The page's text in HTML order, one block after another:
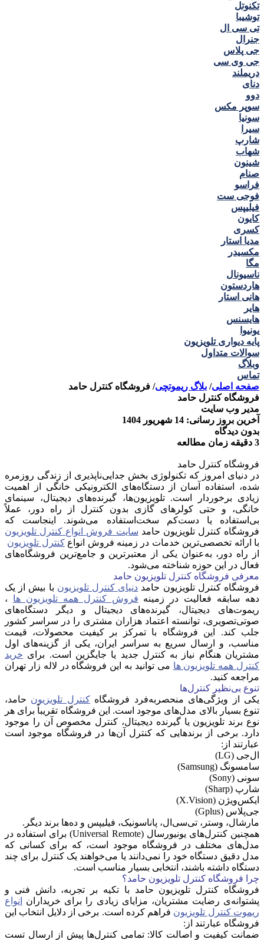
تکنوتل
توشیبا
تی سی ال
جنرال
جی پلاس
جی وی سی
دریملند
دنای
دوو
سوپر مکس
سونیا
سیرا
شارپ
شهاب
شینون
صنام
فراسو
فوجی ست
فیلیپس
کایون
کسری
مدیا استار
مکسیدر
مگا
ناسیونال
هاردستون
هانی استار
هایر
هایسنس
یونیوا
پایه دیواری تلویزیون
سوالات متداول
وبلاگ
تماس
صفحه اصلی/ بلاگ ریموتچی/ فروشگاه کنترل حامد
فروشگاه کنترل حامد
مدیر وب سایت
آخرین بروز رسانی: 14 شهریور 1404
بدون دیدگاه
3 دقیقه زمان مطالعه
فروشگاه کنترل حامد
در دنیای امروز که تکنولوژی بخش جدایی‌ناپذیری از زندگی روزمره
شده، استفاده آسان از دستگاه‌های الکترونیکی خانگی از اهمیت
زیادی برخوردار است. تلویزیون‌ها، گیرنده‌های دیجیتال، سینمای
خانگی، و حتی کولرهای گازی بدون کنترل از راه دور، عملاً
بی‌استفاده یا دست‌کم سخت‌استفاده می‌شوند. اینجاست که
فروشگاه کنترل تلویزیون حامد سایت فروش انواع کنترل تلویزیون
با ارائه تخصصی‌ترین خدمات در زمینه فروش انواعکنترل تلویزیون
از راه دور، به‌عنوان یکی از معتبرترین و جامع‌ترین فروشگاه‌های
فعال در این حوزه شناخته می‌شود.
معرفی فروشگاه کنترل تلویزیون حامد
فروشگاه کنترل تلویزیون حامد دنیای کنترل تلویزیون با بیش از یک
دهه سابقه فعالیت در زمینه فروش کنترل همه تلویزیون ها ،
ریموت‌های دیجیتال، گیرنده‌های دیجیتال و دیگر دستگاه‌های
صوتی‌تصویری، توانسته اعتماد هزاران مشتری را در سراسر کشور
جلب کند. این فروشگاه با تمرکز بر کیفیت محصولات، قیمت
مناسب، و ارسال سریع به سراسر ایران، یکی از گزینه‌های اول
مشتریان هنگام نیاز به کنترل جدید یا جایگزین است. برای خرید
کنترل همه تلویزیون ها می توانید به این فروشگاه در لاله زار تهران
مراجعه کنید.
تنوع بی‌نظیر کنترل‌ها
یکی از ویژگی‌های منحصربه‌فرد فروشگاهکنترل تلویزیون حامد،
تنوع بسیار بالای مدل‌های موجود است. این فروشگاه تقریباً برای هر
نوع برند تلویزیون یا گیرنده دیجیتال، کنترل مخصوص آن را موجود
دارد. برخی از برندهایی که کنترل آن‌ها در فروشگاه موجود است
عبارتند از:
ال‌جی (LG)
سامسونگ (Samsung)
سونی (Sony)
شارپ (Sharp)
ایکس‌ویژن (X.Vision)
جی‌پلاس (Gplus)
مارشال، وستر، تی‌سی‌ال، پاناسونیک، فیلیپس و ده‌ها برند دیگر.
همچنین کنترل‌های یونیورسال (Universal Remote) برای استفاده در
مدل‌های مختلف در فروشگاه موجود است، که برای کسانی که
مدل دقیق دستگاه خود را نمی‌دانند یا می‌خواهند یک کنترل برای چند
دستگاه داشته باشند، انتخابی بسیار مناسب است.
چرا فروشگاه کنترل تلویزیون حامد؟
فروشگاه کنترل تلویزیون حامد با تکیه بر تجربه، دانش فنی و
پشتوانه‌ی رضایت مشتریان، مزایای زیادی را برای خریداران
انواع
ریموت کنترل تلویزیون فراهم کرده است. برخی از دلایل انتخاب این
فروشگاه عبارتند از:
ضمانت کیفیت و اصالت کالا: تمامی کنترل‌ها پیش از ارسال تست